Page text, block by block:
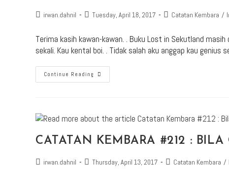
irwan.dahnil Tuesday, April 18, 2017 Catatan Kembara /
Terima kasih kawan-kawan. . Buku Lost in Sekutland
sekali. Kau kental boi. . Tidak salah aku anggap kau genius
Continue Reading
CATATAN KEMBARA #212 :
irwan.dahnil Thursday, April 13, 2017 Catatan Kembara /